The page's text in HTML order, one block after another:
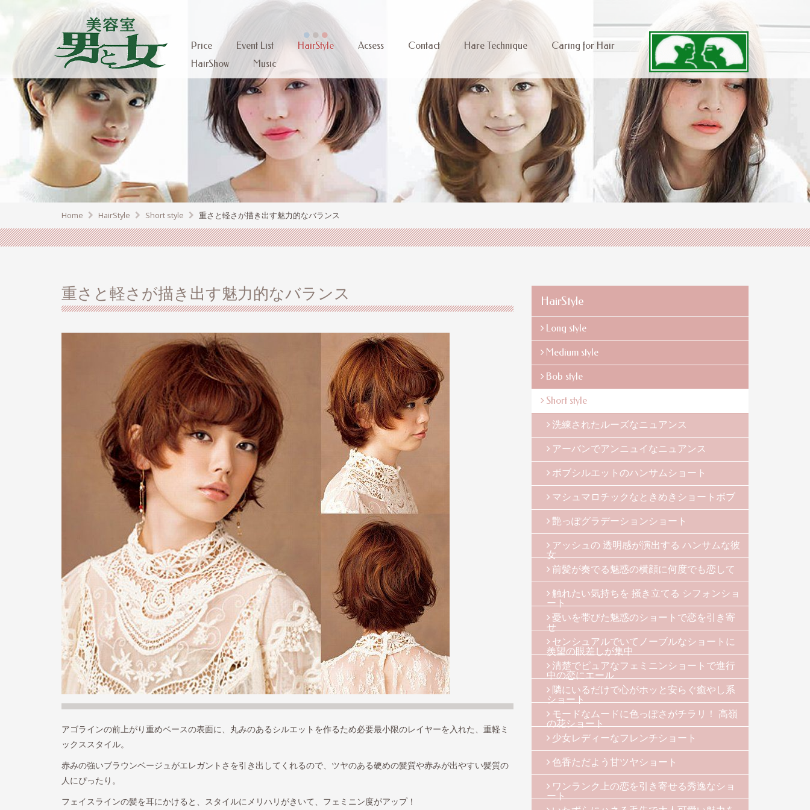
Price Event List HairStyle Acsess Contact Hare Technique
Caring for Hair
HairShow
Music
Home HairStyle Short style 重さと軽さが描き出す魅力的なバランス
重さと軽さが描き出す魅力的なバランス
アゴラインの前上がり重めベースの表面に、丸みのあるシルエットを作るため必要最小限のレイヤーを入れた、重軽ミ
ックススタイル。
赤みの強いブラウンベージュがエレガントさを引き出してくれるので、ツヤのある硬めの髪質や赤みが出やすい髪質の
人にぴったり。
フェイスラインの髪を耳にかけると、スタイルにメリハリがきいて、フェミニン度がアップ！
HairStyle
Long style
Medium style
Bob style
Short style
洗練されたルーズなニュアンス
アーバンでアンニュイなニュアンス
ボブシルエットのハンサムショート
マシュマロチックなときめきショートボブ
艶っぽグラデーションショート
アッシュの 透明感が演出する ハンサムな彼
女
前髪が奏でる魅惑の横顔に何度でも恋して
触れたい気持ちを 掻き立てる シフォンショ
ート
憂いを帯びた魅惑のショートで恋を引き寄
せ
センシュアルでいてノーブルなショートに
羨望の眼差しが集中
清楚でピュアなフェミニンショートで進行
中の恋にエール
隣にいるだけで心がホッと安らぐ癒やし系
ショート
モードなムードに色っぽさがチラリ！ 高嶺
の花ショート
少女レディーなフレンチショート
色香ただよう甘ツヤショート
ワンランク上の恋を引き寄せる秀逸なショ
ート